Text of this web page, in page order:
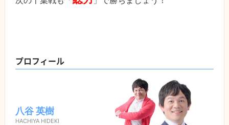
プロフィール
八谷 英樹
HACHIYA HIDEKI